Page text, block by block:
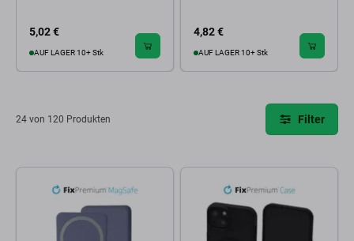
5,02 €
AUF LAGER 10+ Stk
4,82 €
AUF LAGER 10+ Stk
24 von 120 Produkten Filter